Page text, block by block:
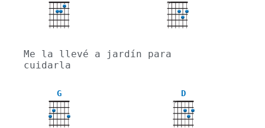
X
Me la llevé a jardín para
cuidarla
G D
X